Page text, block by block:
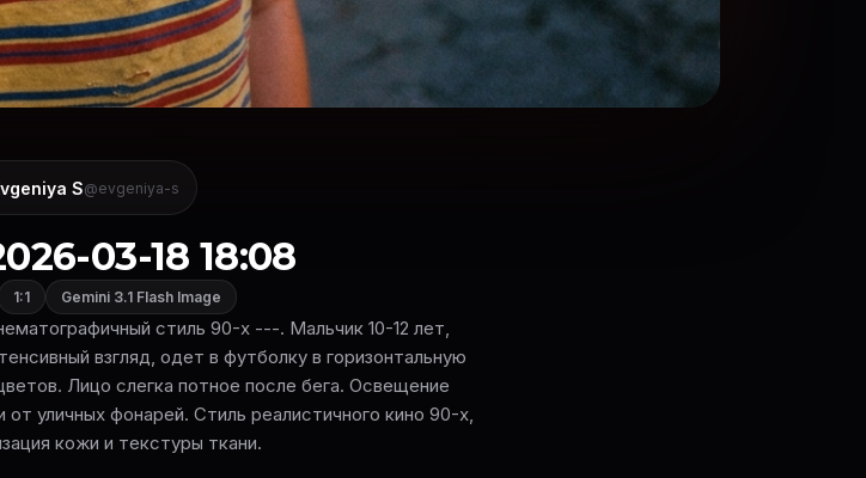
S@evgeniya-s
03-18 18:08
1:1 Gemini 3.1 Flash Image
стиль 90-х ---. Мальчик 10-12 лет,
взгляд, одет в футболку в горизонтальную
Лицо слегка потное после бега. Освещение
уличных фонарей. Стиль реалистичного кино 90-х,
кожи и текстуры ткани.